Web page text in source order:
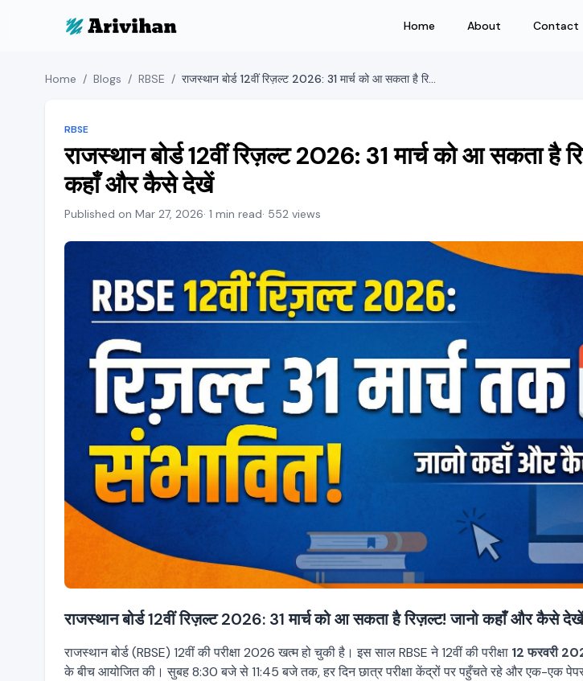
Home About Contact
Home / Blogs / RBSE / राजस्थान बोर्ड 12वीं रिज़ल्ट 2026: 31 मार्च को आ सकता है रिज़ल्ट! जानो कहाँ और कैसे देखें
RBSE
राजस्थान बोर्ड 12वीं रिज़ल्ट 2026: 31 मार्च को आ सकता है
कहाँ और कैसे देखें
Published on Mar 27, 2026· 1 min read· 552 views
राजस्थान बोर्ड 12वीं रिज़ल्ट 2026: 31 मार्च को आ सकता है रिज़ल्ट! जानो कहाँ और कैसे देखें
राजस्थान बोर्ड (RBSE) 12वीं की परीक्षा 2026 खत्म हो चुकी है। इस साल RBSE ने 12वीं की परीक्षा 12 फरवरी
के बीच आयोजित की। सुबह 8:30 बजे से 11:45 बजे तक, हर दिन छात्र परीक्षा केंद्रों पर पहुँचते रहे और एक-एक